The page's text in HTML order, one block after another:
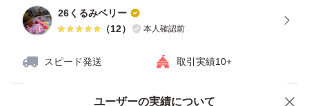
26くるみベリー
（12） 本人確認前
スピード発送 取引実績10+
ユーザーの実績について